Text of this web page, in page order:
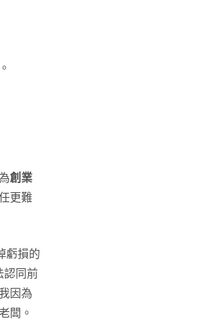
創業
更難
虧損的
認同前
因為
闆。